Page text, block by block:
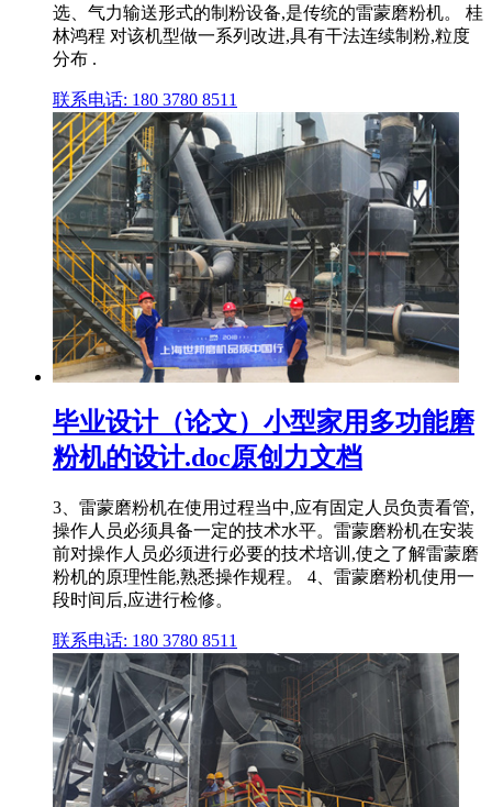
选、气力输送形式的制粉设备,是传统的雷蒙磨粉机。 桂
林鸿程 对该机型做一系列改进,具有干法连续制粉,粒度
分布 .
联系电话: 180 3780 8511
毕业设计（论文）小型家用多功能磨
粉机的设计.doc原创力文档
3、雷蒙磨粉机在使用过程当中,应有固定人员负责看管,
操作人员必须具备一定的技术水平。雷蒙磨粉机在安装
前对操作人员必须进行必要的技术培训,使之了解雷蒙磨
粉机的原理性能,熟悉操作规程。 4、雷蒙磨粉机使用一
段时间后,应进行检修。
联系电话: 180 3780 8511